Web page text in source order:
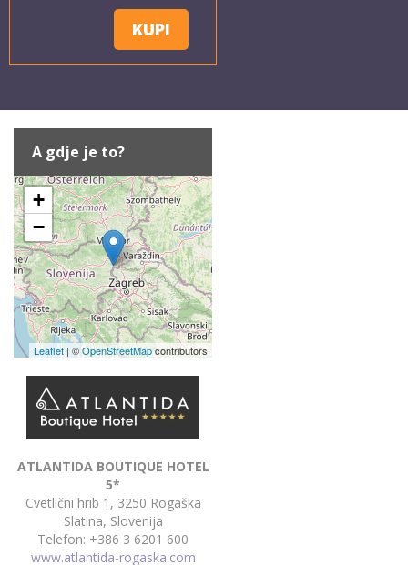
KUPI
A gdje je to?
+
−
Leaflet | ©OpenStreetMapcontributors
ATLANTIDA BOUTIQUE HOTEL
5*
Cvetlični hrib 1, 3250 Rogaška
Slatina, Slovenija
Telefon: +386 3 6201 600
www.atlantida-rogaska.com